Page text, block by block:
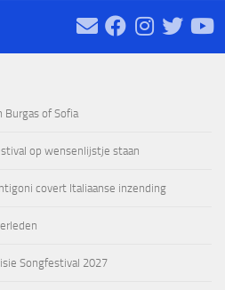
Burgas of Sofia
op wensenlijstje staan
covert Italiaanse inzending
Songfestival 2027